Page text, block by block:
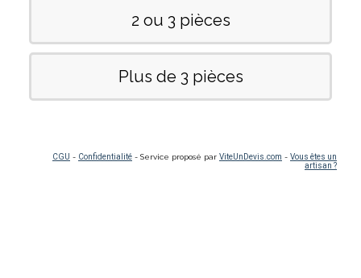
2 ou 3 pièces
Plus de 3 pièces
CGU - Confidentialité - Service proposé par ViteUnDevis.com - Vous êtes un
artisan ?